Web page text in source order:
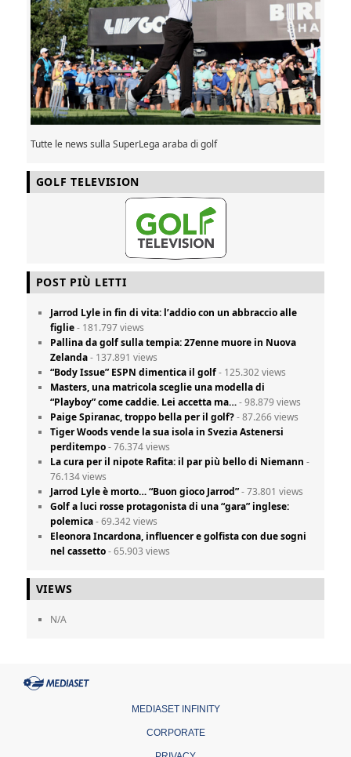
Tutte le news sulla SuperLega araba di golf
GOLF TELEVISION
POST PIÙ LETTI
Jarrod Lyle in fin di vita: l’addio con un abbraccio alle
figlie- 181.797 views
Pallina da golf sulla tempia: 27enne muore in Nuova
Zelanda- 137.891 views
“Body Issue” ESPN dimentica il golf- 125.302 views
Masters, una matricola sceglie una modella di
“Playboy” come caddie. Lei accetta ma…- 98.879 views
Paige Spiranac, troppo bella per il golf?- 87.266 views
Tiger Woods vende la sua isola in Svezia Astenersi
perditempo- 76.374 views
La cura per il nipote Rafita: il par più bello di Niemann -
76.134 views
Jarrod Lyle è morto… “Buon gioco Jarrod”- 73.801 views
Golf a luci rosse protagonista di una “gara” inglese:
polemica- 69.342 views
Eleonora Incardona, influencer e golfista con due sogni
nel cassetto- 65.903 views
VIEWS
N/A
MEDIASET INFINITY
CORPORATE